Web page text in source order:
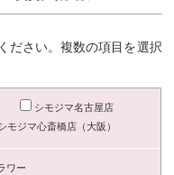
ださい。複数の項目を選択
シモジマ名古屋店
モジマ心斎橋店（大阪）
ワー